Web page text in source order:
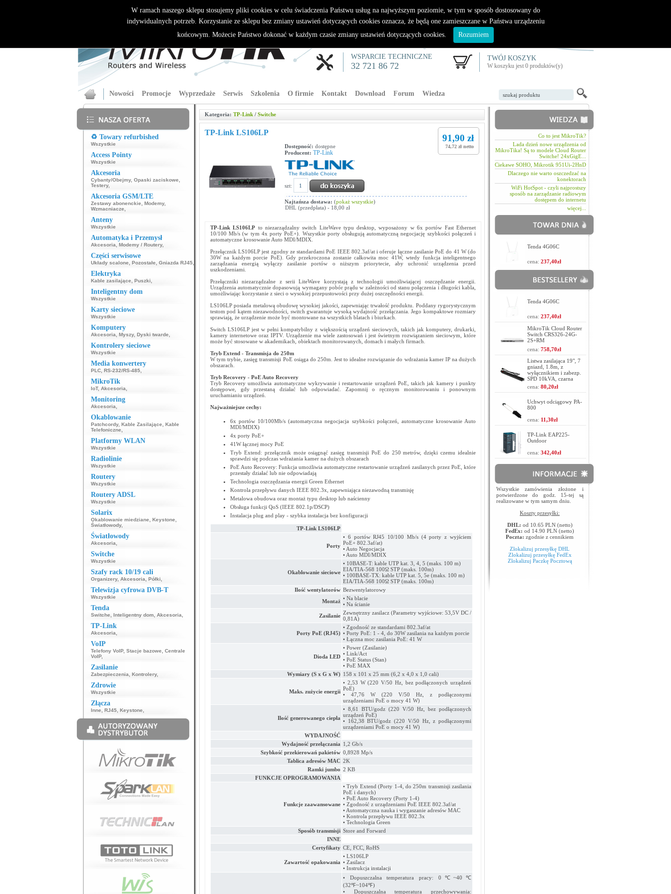
WSPARCIE TECHNICZNE
32 721 86 72
TWÓJ KOSZYK
W koszyku jest 0 produktów(y)
Nowości Promocje Wyprzedaże Serwis Szkolenia O firmie Kontakt Download Forum Wiedza
♻️ Towary refurbished
Wszystkie
Access Pointy
Wszystkie
Akcesoria
Cybanty/Obejmy, Opaski zaciskowe
Testery,
Akcesoria GSM/LTE
Zestawy abonenckie Modemy,
Wzmacniacze
Anteny
Wszystkie
Automatyka i Przemysł
Akcesoria Modemy / Routery,
Części serwisowe
Układy scalone Pozostałe Gniazda RJ45,
Elektryka
Kable zasilające Puszki
Inteligentny dom
Wszystkie
Karty sieciowe
Wszystkie
Komputery
Akcesoria Myszy, Dyski twarde
Kontrolery sieciowe
Wszystkie
Media konwertery
PLC, RS-232/RS-485,
MikroTik
IoT, Akcesoria
Monitoring
Akcesoria
Okablowanie
Patchcordy, Kable Zasilające
Kable
Telefoniczne
Platformy WLAN
Wszystkie
Radiolinie
Wszystkie
Routery
Wszystkie
Routery ADSL
Wszystkie
Solarix
Okablowanie miedziane Keystone
Światłowody,
Światłowody
Akcesoria
Switche
Wszystkie
Szafy rack 10/19 cali
Organizery, Akcesoria Półki
Telewizja cyfrowa DVB-T
Wszystkie
Tenda
Switche Inteligentny dom, Akcesoria
TP-Link
Akcesoria
VoIP
Telefony VoIP, Stacje bazowe
Centrale
VoIP,
Zasilanie
Zabezpieczenia Kontrolery,
Zdrowie
Wszystkie
Złącza
Inne RJ45, Keystone
Kategoria: TP-Link / Switche
TP-Link LS106LP
91,90 zł
74,72 zł netto
Dostępność: dostępne
Producent: TP-Link
szt:
Najtańsza dostawa: (pokaż wszystkie)
DHL (przedpłata) - 18,00 zł
TP-Link LS106LP to niezarządzalny switch LiteWave typu desktop, wyposażony w 6x portów Fast Ethernet
10/100 Mb/s (w tym 4x porty PoE+). Wszystkie porty obsługują automatyczną negocjację szybkości połączeń i
automatyczne krosowanie Auto MDI/MDIX.
Przełącznik LS106LP jest zgodny ze standardami PoE IEEE 802.3af/at i oferuje łączne zasilanie PoE do 41 W (do
30W na każdym porcie PoE). Gdy przekroczona zostanie całkowita moc 41W, wtedy funkcja inteligentnego
zarządzania energią wyłączy zasilanie portów o niższym priorytecie, aby uchronić urządzenia przed
uszkodzeniami.
Przełączniki niezarządzalne z serii LiteWave korzystają z technologii umożliwiającej oszczędzanie energii.
Urządzenia automatycznie dopasowują wymagany pobór prądu w zależności od stanu połączenia i długości kabla,
umożliwiając korzystanie z sieci o wysokiej przepustowości przy dużej oszczędności energii.
LS106LP posiada metalową obudowę wysokiej jakości, zapewniając trwałość produktu. Poddany rygorystycznym
testom pod kątem niezawodności, switch gwarantuje wysoką wydajność przełączania. Jego kompaktowe rozmiary
sprawiają, że urządzenie może być montowane na wszystkich blatach i biurkach.
Switch LS106LP jest w pełni kompatybilny z większością urządzeń sieciowych, takich jak komputery, drukarki,
kamery internetowe oraz IPTV. Urządzenie ma wiele zastosowań i jest świetnym rozwiązaniem sieciowym, które
może być stosowane w akademikach, obiektach monitorowanych, domach i małych firmach.
Tryb Extend - Transmisja do 250m
W tym trybie, zasięg transmisji PoE osiąga do 250m. Jest to idealne rozwiązanie do wdrażania kamer IP na dużych
obszarach.
Tryb Recovery - PoE Auto Recovery
Tryb Recovery umożliwia automatyczne wykrywanie i restartowanie urządzeń PoE, takich jak kamery i punkty
dostępowe, gdy przestaną działać lub odpowiadać. Zapomnij o ręcznym monitorowaniu i ponownym
uruchamianiu urządzeń.
Najważniejsze cechy:
6x portów 10/100Mb/s (automatyczna negocjacja szybkości połączeń, automatyczne krosowanie Auto
MDI/MDIX)
4x porty PoE+
41W łącznej mocy PoE
Tryb Extend: przełącznik może osiągnąć zasięg transmisji PoE do 250 metrów, dzięki czemu idealnie
sprawdzi się podczas wdrażania kamer na dużych obszarach
PoE Auto Recovery: Funkcja umożliwia automatyczne restartowanie urządzeń zasilanych przez PoE, które
przestały działać lub nie odpowiadają
Technologia oszczędzania energii Green Ethernet
Kontrola przepływu danych IEEE 802.3x, zapewniająca niezawodną transmisję
Metalowa obudowa oraz montaż typu desktop lub naścienny
Obsługa funkcji QoS (IEEE 802.1p/DSCP)
Instalacja plug and play - szybka instalacja bez konfiguracji
TP-Link LS106LP
Porty
• 6 portów RJ45 10/100 Mb/s (4 porty z wyjściem
PoE+ 802.3af/at)
• Auto Negocjacja
• Auto MDI/MDIX
Okablowanie sieciowe
• 10BASE-T: kable UTP kat. 3, 4, 5 (maks. 100 m)
EIA/TIA-568 100Ω STP (maks. 100m)
• 100BASE-TX: kable UTP kat. 5, 5e (maks. 100 m)
EIA/TIA-568 100Ω STP (maks. 100m)
Ilość wentylatorów Bezwentylatorowy
Montaż • Na blacie
• Na ścianie
Zasilanie Zewnętrzny zasilacz (Parametry wyjściowe: 53,5V DC /
0,81A)
Porty PoE (RJ45)
• Zgodność ze standardami 802.3af/at
• Porty PoE: 1 - 4, do 30W zasilania na każdym porcie
• Łączna moc zasilania PoE: 41 W
Dioda LED
• Power (Zasilanie)
• Link/Act
• PoE Status (Stan)
• PoE MAX
Wymiary (S x G x W) 158 x 101 x 25 mm (6,2 x 4,0 x 1,0 cali)
Maks. zużycie energii
• 2,53 W (220 V/50 Hz, bez podłączonych urządzeń
PoE)
• 47,76 W (220 V/50 Hz, z podłączonymi
urządzeniami PoE o mocy 41 W)
Ilość generowanego ciepła
• 8,61 BTU/godz (220 V/50 Hz, bez podłączonych
urządzeń PoE)
• 162,38 BTU/godz (220 V/50 Hz, z podłączonymi
urządzeniami PoE o mocy 41 W)
WYDAJNOŚĆ
Wydajność przełączania 1,2 Gb/s
Szybkość przekierowań pakietów 0,8928 Mp/s
Tablica adresów MAC 2K
Ramki jumbo 2 KB
FUNKCJE OPROGRAMOWANIA
Funkcje zaawansowane
• Tryb Extend (Porty 1-4, do 250m transmisji zasilania
PoE i danych)
• PoE Auto Recovery (Porty 1-4)
• Zgodność z urządzeniami PoE IEEE 802.3af/at
• Automatyczna nauka i wygaszanie adresów MAC
• Kontrola przepływu IEEE 802.3x
• Technologia Green
Sposób transmisji Store and Forward
INNE
Certyfikaty CE, FCC, RoHS
Zawartość opakowania
• LS106LP
• Zasilacz
• Instrukcja instalacji
• Dopuszczalna temperatura pracy: 0℃~40℃
(32℉~104℉)
• Dopuszczalna temperatura przechowywania:
Co to jest MikroTik?
Lada dzień nowe urządzenia od
MikroTika! Są to modele Cloud Router
Switche! 24xGigE...
Ciekawe SOHO, Mikrotik 951Ui-2HnD
Dlaczego nie warto oszczedzać na
konektorach
WiFi HotSpot - czyli najprostszy
sposób na zarządzanie radiowym
dostępem do internetu
więcej...
Tenda 4G06C
cena: 237,40zł
Tenda 4G06C
cena: 237,40zł
MikroTik Cloud Router
Switch CRS326-24G-
2S+RM
cena: 758,70zł
Listwa zasilająca 19", 7
gniazd, 1.8m, z
wyłącznikiem i zabezp.
SPD 10kVA, czarna
cena: 80,20zł
Uchwyt odciągowy PA-
800
cena: 11,30zł
TP-Link EAP225-
Outdoor
cena: 342,40zł
Wszystkie zamówienia złożone i
potwierdzone do godz. 15-tej są
realizowane w tym samym dniu.
Koszty przesyłki:
DHL: od 10.65 PLN (netto)
FedEx: od 14.90 PLN (netto)
Poczta: zgodnie z cennikiem
Zlokalizuj przesyłkę DHL
Zlokalizuj przesyłkę FedEx
Zlokalizuj Paczkę Pocztową
W ramach naszego sklepu stosujemy pliki cookies w celu świadczenia Państwu usług na najwyższym poziomie, w tym w sposób dostosowany do
indywidualnych potrzeb. Korzystanie ze sklepu bez zmiany ustawień dotyczących cookies oznacza, że będą one zamieszczane w Państwa urządzeniu
końcowym. Możecie Państwo dokonać w każdym czasie zmiany ustawień dotyczących cookies.
Rozumiem